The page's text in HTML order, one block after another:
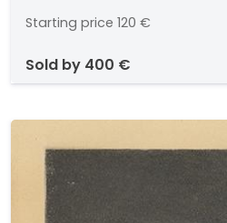
quiebros. 5ª
Aguafuerte, punta seca y
mm plancha. Con sello
Madrid.
Starting price 120 €
sold by 400 €